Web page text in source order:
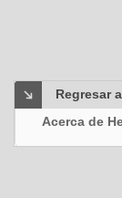
Regresar
Acerca de